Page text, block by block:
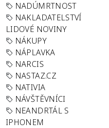
NADÚMRTNOST
NAKLADATELSTVÍ
LIDOVÉ NOVINY
NÁKUPY
NÁPLAVKA
NARCIS
NASTAZ.CZ
NATIVIA
NÁVŠTĚVNÍCI
NEANDRTÁL S
IPHONEM